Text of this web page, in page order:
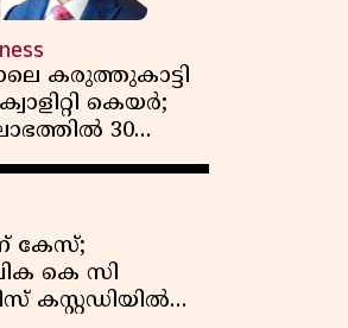
കരുത്തുകാട്ടി
കെയർ;
30
വളർച്ച,
വൻ
ആദ്യ പാദ
പുറത്ത്
കേസ്;
കെ സി
കസ്റ്റഡിയിൽ